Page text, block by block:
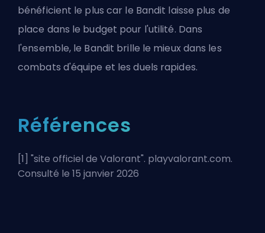
bénéficient le plus car le Bandit laisse plus de
place dans le budget pour l'utilité. Dans
l'ensemble, le Bandit brille le mieux dans les
combats d'équipe et les duels rapides.
Références
[1] "site officiel de Valorant". playvalorant.com.
Consulté le 15 janvier 2026